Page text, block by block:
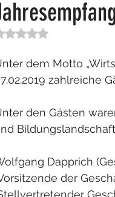
Mit NaN von 5 Sternen bewertet.
dem Motto
zahlreiche
den Gästen
Dapprich
der